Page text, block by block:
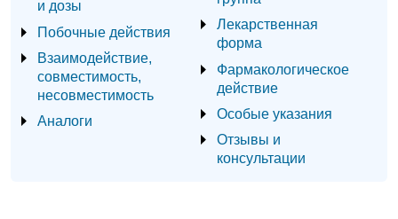
и дозы
Побочные действия
Взаимодействие,
совместимость,
несовместимость
Аналоги
Лекарственная
форма
Фармакологическое
действие
Особые указания
Отзывы и
консультации